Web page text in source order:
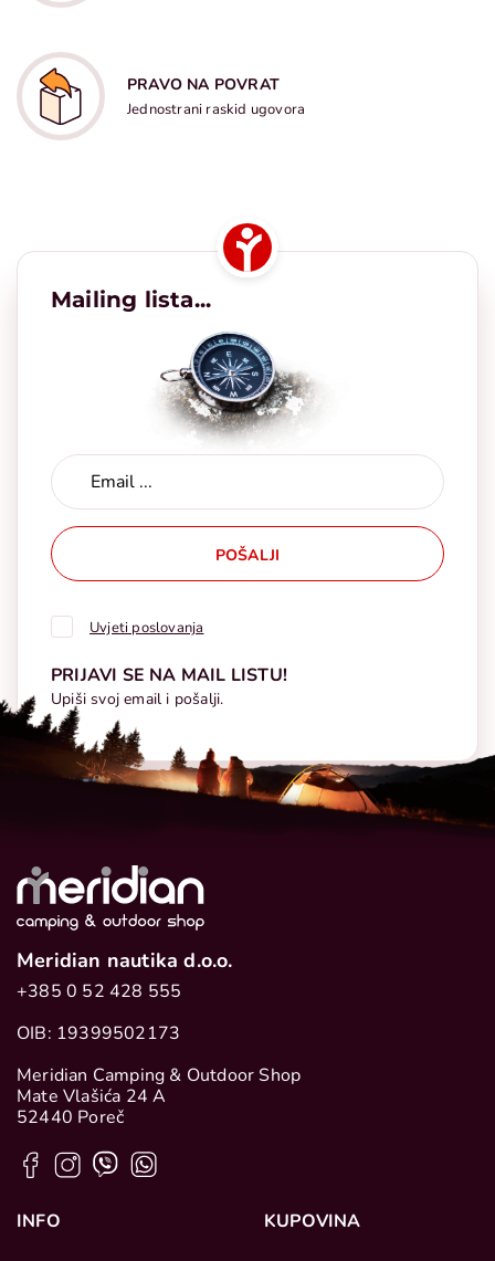
PRAVO NA POVRAT
Jednostrani raskid ugovora
Mailing lista...
POŠALJI
Uvjeti poslovanja
PRIJAVI SE NA MAIL LISTU!
Upiši svoj email i pošalji.
Meridian nautika d.o.o.
+385 0 52 428 555
OIB: 19399502173
Meridian Camping & Outdoor Shop
Mate Vlašića 24 A
52440 Poreč
INFO KUPOVINA